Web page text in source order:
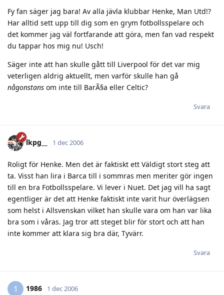
Fy fan säger jag bara! Av alla jävla klubbar Henke, Man Utd!?
Har alltid sett upp till dig som en grym fotbollsspelare och
det kommer jag väl fortfarande att göra, men fan vad respekt
du tappar hos mig nu! Usch!
Säger inte att han skulle gått till Liverpool för det var mig
veterligen aldrig aktuellt, men varför skulle han gå
någonstans om inte till BarÃ§a eller Celtic?
Svara
lkpg__ 1 dec 2006
Roligt för Henke. Men det är faktiskt ett Väldigt stort steg att
ta. Visst han lira i Barca till i sommras men meriter gör ingen
till en bra Fotbollsspelare. Vi lever i Nuet. Det jag vill ha sagt
egentliger är det att Henke faktiskt inte varit hur överlägsen
som helst i Allsvenskan vilket han skulle vara om han var lika
bra som i våras. Jag tror att steget blir för stort och att han
inte kommer att klara sig bra där, Tyvärr.
Svara
1 1986 1 dec 2006